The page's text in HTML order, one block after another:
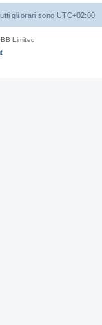
gli orari sono UTC+02:00
Limited